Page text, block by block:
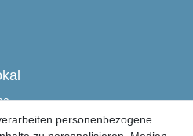
personenbezogene